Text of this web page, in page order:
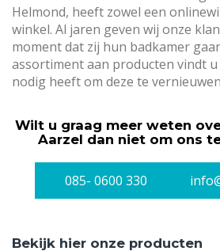
Helmond, heeft zowel een
winkel. Al jaren geven wij onze
moment dat zij hun badkamer
assortiment aan producten vindt
nodig heeft om deze te
Wilt u graag meer weten
Aarzel dan niet om ons
085- 0600 330
Bekijk hier onze producten